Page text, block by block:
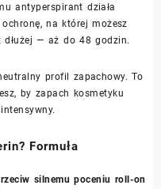
antyperspirant działa
na której możesz
dłużej — aż do 48 godzin.
profil zapachowy. To
by zapach kosmetyku
Formuła
silnemu poceniu roll-on